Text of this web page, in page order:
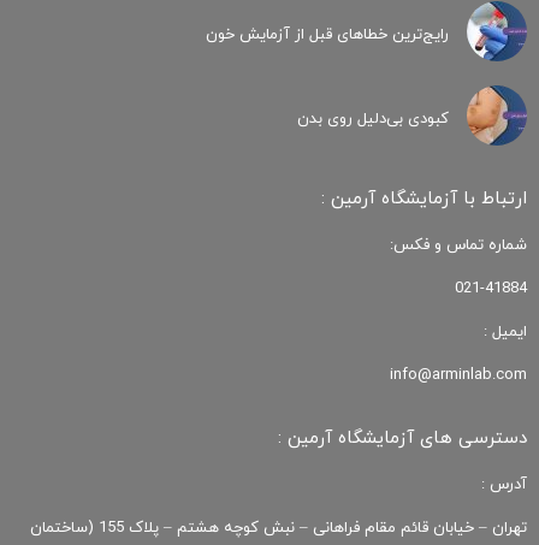
رایج‌ترین خطاهای قبل از آزمایش خون
کبودی‌ بی‌دلیل روی بدن
ارتباط با آزمایشگاه آرمین :
شماره تماس و فکس:
021-41884
ایمیل :
info@arminlab.com
دسترسی های آزمایشگاه آرمین :
آدرس :
تهران – خیابان قائم مقام فراهانی – نبش کوچه هشتم – پلاک 155 (ساختمان